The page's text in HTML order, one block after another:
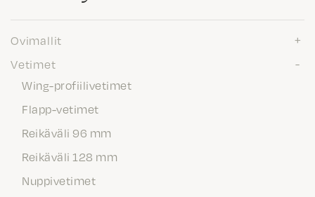
Ovimallit
Vetimet
Wing-profiilivetimet
Flapp-vetimet
Reikäväli 96 mm
Reikäväli 128 mm
Nuppivetimet